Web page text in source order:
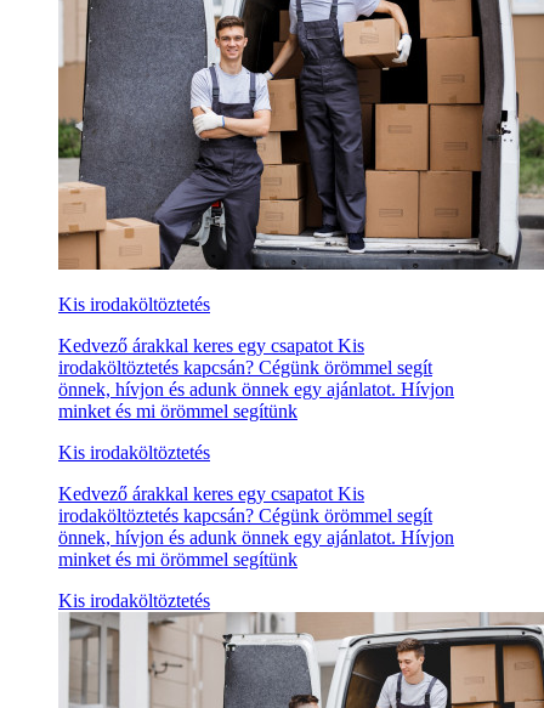
Kis irodaköltöztetés
Kedvező árakkal keres egy csapatot Kis
irodaköltöztetés kapcsán? Cégünk örömmel segít
önnek, hívjon és adunk önnek egy ajánlatot. Hívjon
minket és mi örömmel segítünk
Kis irodaköltöztetés
Kedvező árakkal keres egy csapatot Kis
irodaköltöztetés kapcsán? Cégünk örömmel segít
önnek, hívjon és adunk önnek egy ajánlatot. Hívjon
minket és mi örömmel segítünk
Kis irodaköltöztetés